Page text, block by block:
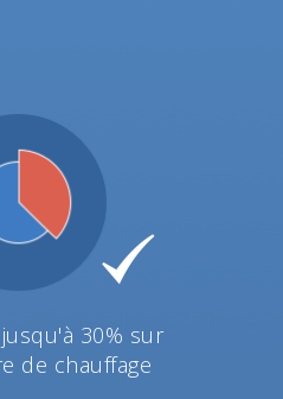
30% sur
de chauffage